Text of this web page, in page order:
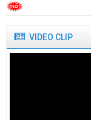
Thư mời báo giá
Danh sách người
Tâm thần Quảng...
VIDEO CLIP